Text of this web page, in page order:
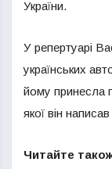
України.
У репертуарі
українських
йому принесла
якої він
Читайте